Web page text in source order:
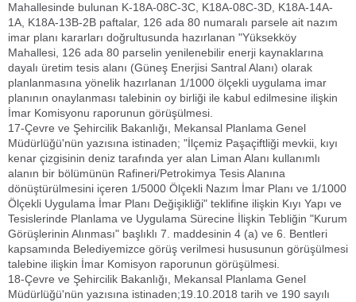
Mahallesinde bulunan K-18A-08C-3C, K18A-08C-3D, K18A-14A-
1A, K18A-13B-2B paftalar, 126 ada 80 numaralı parsele ait nazım
imar planı kararları doğrultusunda hazırlanan "Yüksekköy
Mahallesi, 126 ada 80 parselin yenilenebilir enerji kaynaklarına
dayalı üretim tesis alanı (Güneş Enerjisi Santral Alanı) olarak
planlanmasına yönelik hazırlanan 1/1000 ölçekli uygulama imar
planının onaylanması talebinin oy birliği ile kabul edilmesine ilişkin
İmar Komisyonu raporunun görüşülmesi.
17-Çevre ve Şehircilik Bakanlığı, Mekansal Planlama Genel
Müdürlüğü'nün yazısına istinaden; "İlçemiz Paşaçiftliği mevkii, kıyı
kenar çizgisinin deniz tarafında yer alan Liman Alanı kullanımlı
alanın bir bölümünün Rafineri/Petrokimya Tesis Alanına
dönüştürülmesini içeren 1/5000 Ölçekli Nazım İmar Planı ve 1/1000
Ölçekli Uygulama İmar Planı Değişikliği" teklifine ilişkin Kıyı Yapı ve
Tesislerinde Planlama ve Uygulama Sürecine İlişkin Tebliğin "Kurum
Görüşlerinin Alınması" başlıklı 7. maddesinin 4 (a) ve 6. Bentleri
kapsamında Belediyemizce görüş verilmesi hususunun görüşülmesi
talebine ilişkin İmar Komisyon raporunun görüşülmesi.
18-Çevre ve Şehircilik Bakanlığı, Mekansal Planlama Genel
Müdürlüğü'nün yazısına istinaden;19.10.2018 tarih ve 190 sayılı